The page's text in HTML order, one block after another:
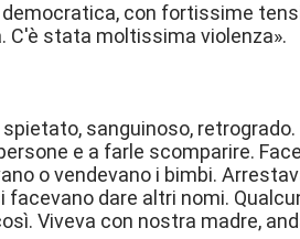
con fortissime
C'è stata moltissima violenza».
sanguinoso,
e a farle scomparire.
o vendevano i bimbi.
dare altri nomi.
Viveva con nostra madre,